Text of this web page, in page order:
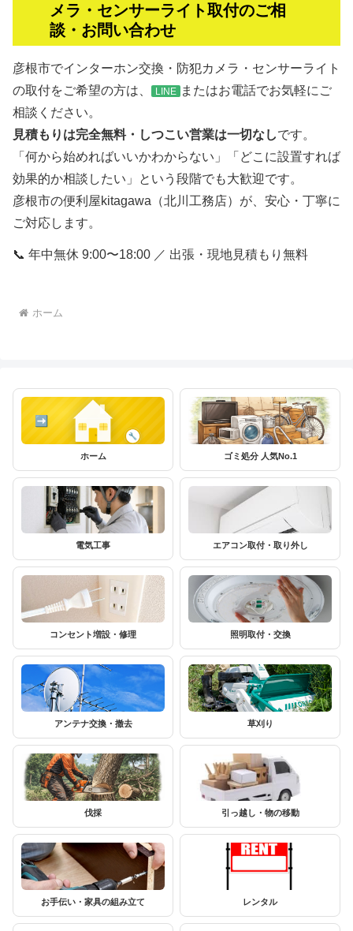
メラ・センサーライト取付のご相
談・お問い合わせ
彦根市でインターホン交換・防犯カメラ・センサーライト
の取付をご希望の方は、
LINE またはお電話でお気軽にご
相談ください。
見積もりは完全無料・しつこい営業は一切なしです。
「何から始めればいいかわからない」「どこに設置すれば
効果的か相談したい」という段階でも大歓迎です。
彦根市の便利屋kitagawa（北川工務店）が、安心・丁寧に
ご対応します。
📞 年中無休 9:00〜18:00 ／ 出張・現地見積もり無料
ホーム
ホーム ゴミ処分 人気No.1
電気工事 エアコン取付・取り外し
コンセント増設・修理 照明取付・交換
アンテナ交換・撤去 草刈り
伐採 引っ越し・物の移動
お手伝い・家具の組み立て レンタル